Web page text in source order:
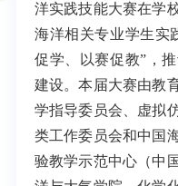
洋实践技能大赛在学
海洋相关专业学生实
促学、以赛促教”，
建设。本届大赛由教
学指导委员会、虚拟
类工作委员会和中国
验教学示范中心（中